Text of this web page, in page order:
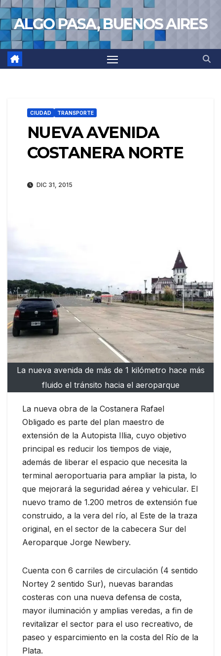
Saltar
al
contenido
ALGO PASA, BUENOS AIRES
CIUDAD TRANSPORTE
NUEVA AVENIDA
COSTANERA NORTE
DIC 31, 2015
La nueva avenida de más de 1 kilómetro hace más
fluido el tránsito hacia el aeroparque
La nueva obra de la Costanera Rafael
Obligado es parte del plan maestro de
extensión de la Autopista Illia, cuyo objetivo
principal es reducir los tiempos de viaje,
además de liberar el espacio que necesita la
terminal aeroportuaria para ampliar la pista, lo
que mejorará la seguridad aérea y vehicular. El
nuevo tramo de 1.200 metros de extensión fue
construido, a la vera del río, al Este de la traza
original, en el sector de la cabecera Sur del
Aeroparque Jorge Newbery.
Cuenta con 6 carriles de circulación (4 sentido
Nortey 2 sentido Sur), nuevas barandas
costeras con una nueva defensa de costa,
mayor iluminación y amplias veredas, a fin de
revitalizar el sector para el uso recreativo, de
paseo y esparcimiento en la costa del Río de la
Plata.